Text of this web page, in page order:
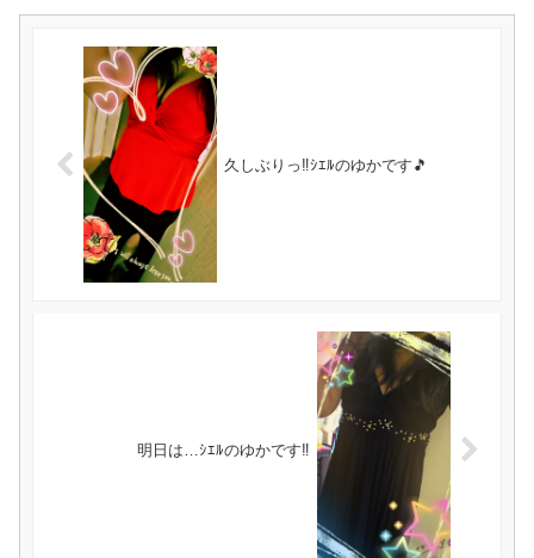
久しぶりっ‼ｼｴﾙのゆかです🎵
明日は…ｼｴﾙのゆかです‼